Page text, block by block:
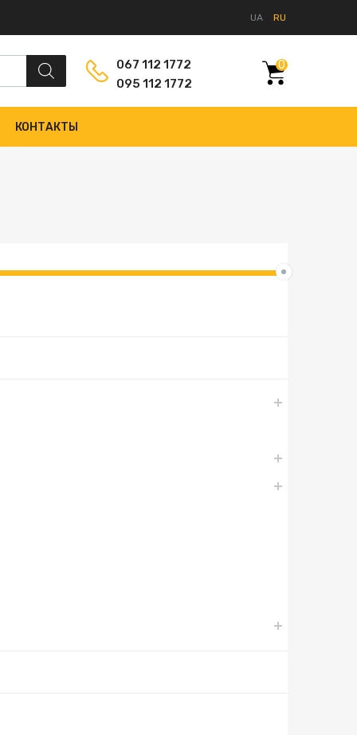
UA RU
067 112 1772
095 112 1772
0
КОНТАКТЫ